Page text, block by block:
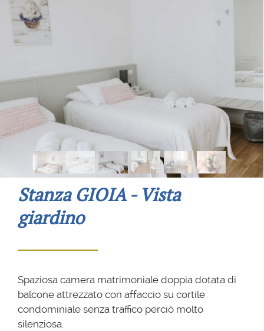
Stanza GIOIA - Vista
giardino
Spaziosa camera matrimoniale doppia dotata di
balcone attrezzato con affaccio su cortile
condominiale senza traffico perciò molto
silenziosa.